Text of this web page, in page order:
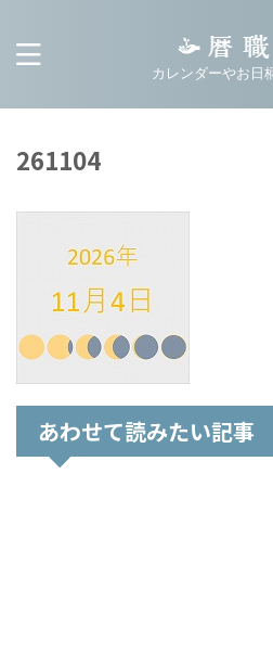
カレンダーやお日
261104
あわせて読みたい記事